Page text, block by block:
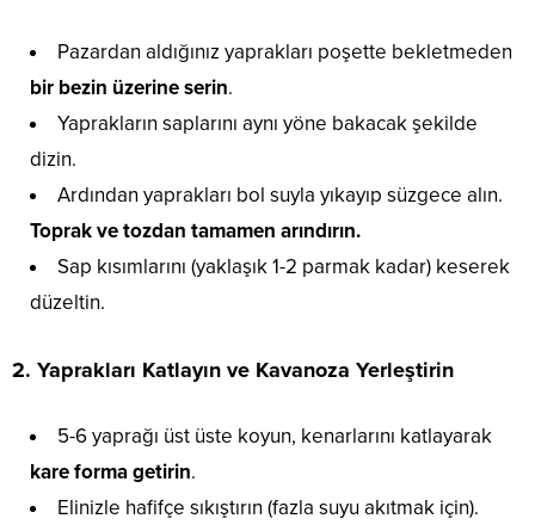
Pazardan aldığınız yaprakları poşette bekletmeden
bir bezin üzerine serin.
Yaprakların saplarını aynı yöne bakacak şekilde
dizin.
Ardından yaprakları bol suyla yıkayıp süzgece alın.
Toprak ve tozdan tamamen arındırın.
Sap kısımlarını (yaklaşık 1-2 parmak kadar) keserek
düzeltin.
2. Yaprakları Katlayın ve Kavanoza Yerleştirin
5-6 yaprağı üst üste koyun, kenarlarını katlayarak
kare forma getirin.
Elinizle hafifçe sıkıştırın (fazla suyu akıtmak için).